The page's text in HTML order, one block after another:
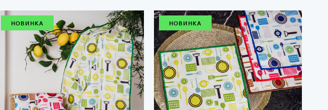
НОВИНКА НОВИНКА